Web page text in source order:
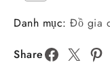
Danh mục: Đồ gia
Share